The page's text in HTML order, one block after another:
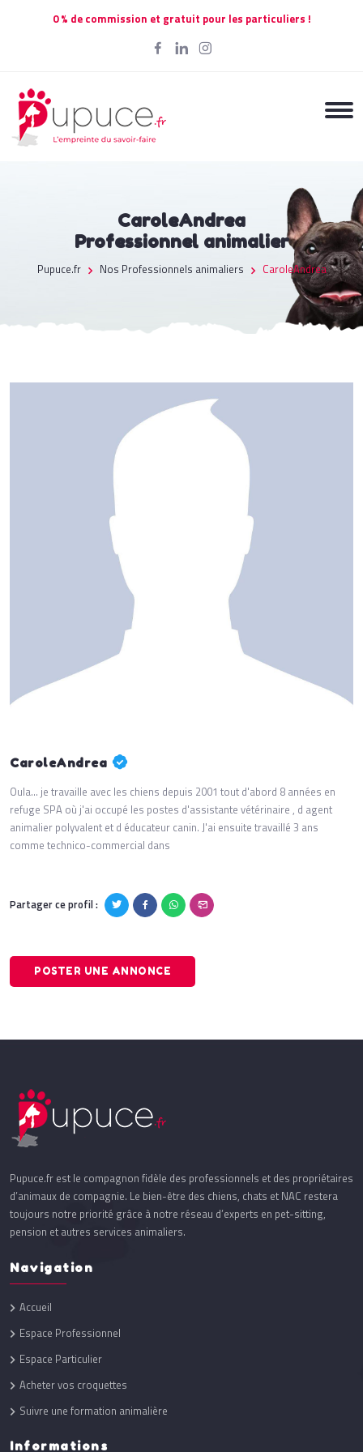
0 % de commission et gratuit pour les particuliers !
CaroleAndrea
Professionnel animalier
Pupuce.fr Nos Professionnels animaliers CaroleAndrea
CaroleAndrea
Oula... je travaille avec les chiens depuis 2001 tout d'abord 8 années en
refuge SPA où j'ai occupé les postes d'assistante vétérinaire , d agent
animalier polyvalent et d éducateur canin. J'ai ensuite travaillé 3 ans
comme technico-commercial dans
Partager ce profil :
POSTER UNE ANNONCE
Pupuce.fr est le compagnon fidèle des professionnels et des propriétaires
d’animaux de compagnie. Le bien-être des chiens, chats et NAC restera
toujours notre priorité grâce à notre réseau d’experts en pet-sitting,
pension et autres services animaliers.
Navigation
Accueil
Espace Professionnel
Espace Particulier
Acheter vos croquettes
Suivre une formation animalière
Informations